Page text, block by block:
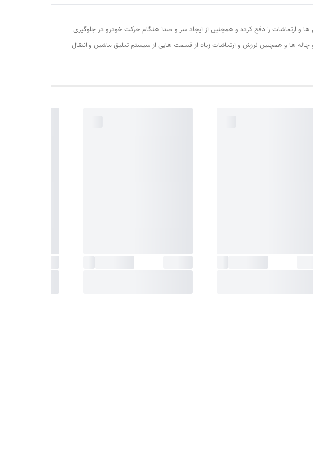
لرزش ها و ارتعاشات را دفع کرده و همچنین از ایجاد سر و صدا هنگام حرکت خودرو در جلوگیری
هنگام عبور از دست اندازها و چاله ها و همچنین لرزش و ارتعاشات زیاد از قسمت هایی از سیستم تعلیق ماشین و انتقال